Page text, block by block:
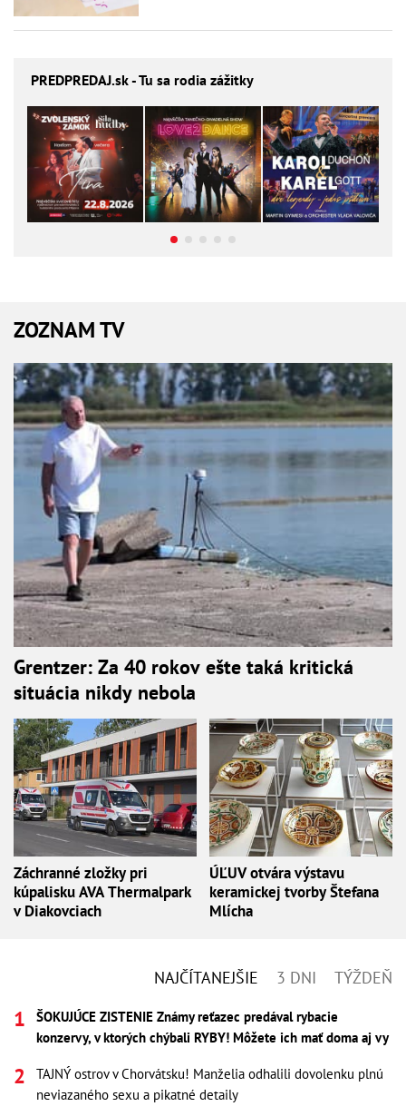
PREDPREDAJ.sk - Tu sa rodia zážitky
ZOZNAM TV
Grentzer: Za 40 rokov ešte taká kritická
situácia nikdy nebola
Záchranné zložky pri
kúpalisku AVA Thermalpark
v Diakovciach
ÚĽUV otvára výstavu
keramickej tvorby Štefana
Mlícha
NAJČÍTANEJŠIE 3 DNI TÝŽDEŇ
ŠOKUJÚCE ZISTENIE Známy reťazec predával rybacie
konzervy, v ktorých chýbali RYBY! Môžete ich mať doma aj vy
TAJNÝ ostrov v Chorvátsku! Manželia odhalili dovolenku plnú
neviazaného sexu a pikatné detaily